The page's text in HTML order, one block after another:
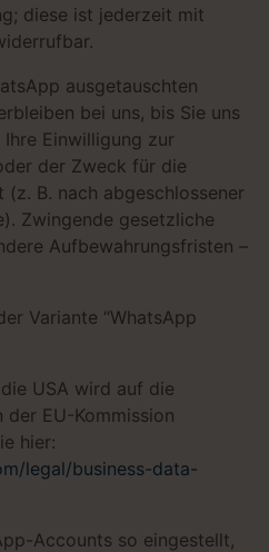
diese ist jederzeit mit
ausgetauschten
bei uns, bis Sie uns
Einwilligung zur
der Zweck für die
B. nach abgeschlossener
Zwingende gesetzliche
Aufbewahrungsfristen –
Variante “WhatsApp
USA wird auf die
EU-Kommission
hier:
legal/business-data-
Accounts so eingestellt,